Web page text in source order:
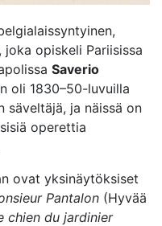
opiskeli Pariisissa
Saverio
oli 1830–50-luvuilla
säveltäjä, ja näissä on
operettia
ovat yksinäytöksiset
Pantalon (Hyvää
chien du jardinier